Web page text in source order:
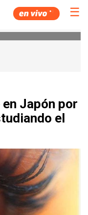
☰
Japón por
el